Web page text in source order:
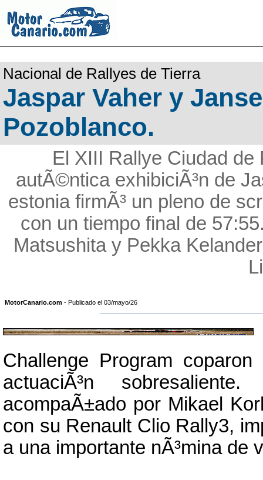
Nacional de Rallyes de Tierra
Jaspar Vaher y
Pozoblanco.
El XIII Rallye Ciudad de
autÃ©ntica exhibiciÃ³n de
estonia firmÃ³ un pleno de
con un tiempo final de
Matsushita y Pekka
MotorCanario.com - Publicado el 03/mayo/26
Challenge Program
actuaciÃ³n
acompaÃ±ado por Mikael
con su Renault Clio Rally3,
a una importante nÃ³mina de